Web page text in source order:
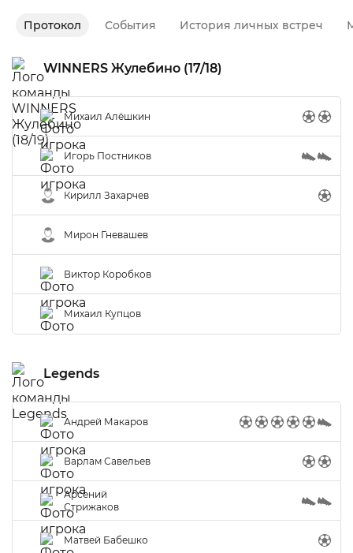
Протокол События История личных встреч
WINNERS Жулебино (17/18)
Михаил Алёшкин
Игорь Постников
Кирилл Захарчев
Мирон Гневашев
Виктор Коробков
Михаил Купцов
Legends
Андрей Макаров
Варлам Савельев
Арсений
Стрижаков
Матвей Бабешко